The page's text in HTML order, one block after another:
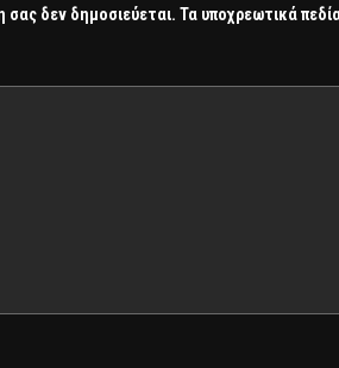
σας δεν δημοσιεύεται. Τα υποχρεωτικά